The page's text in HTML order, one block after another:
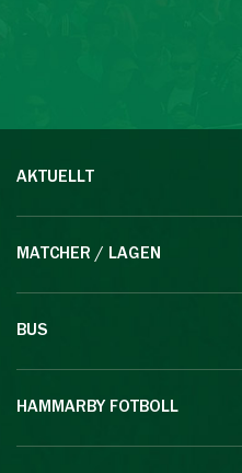
AKTUELLT
MATCHER / LAGEN
BUS
HAMMARBY FOTBOLL